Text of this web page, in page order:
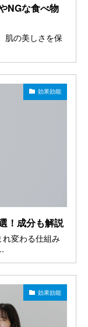
NGな食べ物
肌の美しさを保
効果効能
！成分も解説
れ変わる仕組み
効果効能